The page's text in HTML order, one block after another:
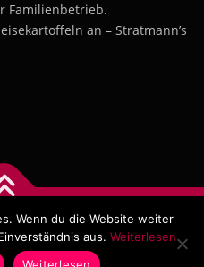
Familienbetrieb.
an – Stratmann’s
–OnePressTheme von
Wenn du die Website weiter
aus. Weiterlesen
Weiterlesen